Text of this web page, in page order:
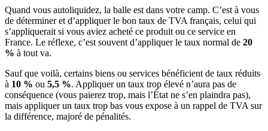
Quand vous autoliquidez, la balle est dans votre camp. C’est à vous
de déterminer et d’appliquer le bon taux de TVA français, celui qui
s’appliquerait si vous aviez acheté ce produit ou ce service en
France. Le réflexe, c’est souvent d’appliquer le taux normal de 20
% à tout va.
Sauf que voilà, certains biens ou services bénéficient de taux réduits
à 10 % ou 5,5 %. Appliquer un taux trop élevé n’aura pas de
conséquence (vous paierez trop, mais l’État ne s’en plaindra pas),
mais appliquer un taux trop bas vous expose à un rappel de TVA sur
la différence, majoré de pénalités.